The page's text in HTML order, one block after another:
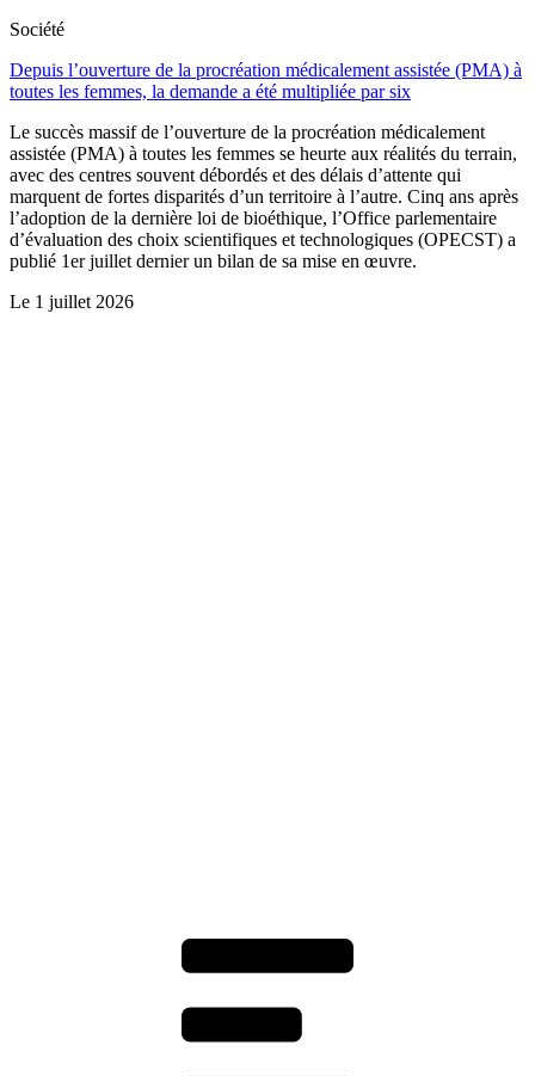
Société
Depuis l’ouverture de la procréation médicalement assistée (PMA) à
toutes les femmes, la demande a été multipliée par six
Le succès massif de l’ouverture de la procréation médicalement
assistée (PMA) à toutes les femmes se heurte aux réalités du terrain,
avec des centres souvent débordés et des délais d’attente qui
marquent de fortes disparités d’un territoire à l’autre. Cinq ans après
l’adoption de la dernière loi de bioéthique, l’Office parlementaire
d’évaluation des choix scientifiques et technologiques (OPECST) a
publié 1er juillet dernier un bilan de sa mise en œuvre.
Le 1 juillet 2026